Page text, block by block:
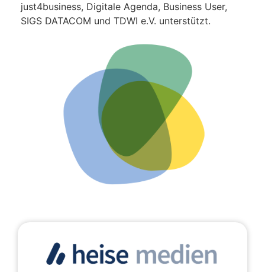
just4business, Digitale Agenda, Business User,
SIGS DATACOM und TDWI e.V. unterstützt.